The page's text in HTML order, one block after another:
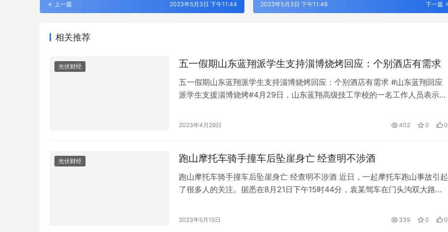
上一篇 2023年5月3日 下午11:44 下一篇
2023年5月3日 下午11:46
相关推荐
光伏财经 五一假期山东蓝翔派学生支持淄博烧烤回应：个别酒店有需求
五一假期山东蓝翔派学生支持淄博烧烤回应：个别酒店有需求 #山东蓝翔回应
派学生支援淄博烧烤#4月29日，山东蓝翔高级技工学校的一名工作人员表示，
求。 学生们积极报名，想感受一下淄博当地的氛围，于是学校把十几个学生送
2023年4月29日 402 0 0
光伏财经 跑山摩托车骑手撞车后坠崖身亡 经查明不涉酒
跑山摩托车骑手撞车后坠崖身亡 经查明不涉酒 近日，一起摩托车跑山事故引起
了很多人的关注。据悉在8月21日下午15时44分，袁某驾车在门头沟双大路上
入它所指示的弯道时，袁某驾驶的摩托车突然越过中线，驶入逆行，这时对面
2023年5月15日 339 0 0
价、签约
解析
成套技术